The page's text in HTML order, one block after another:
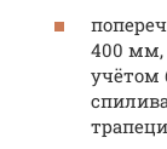
400 мм,
учётом